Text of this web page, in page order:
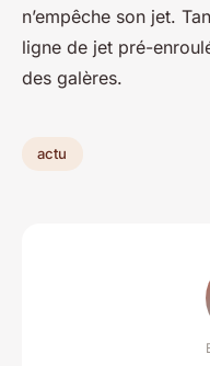
n’empêche son jet.
ligne de jet pré-
des galères.
actu